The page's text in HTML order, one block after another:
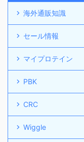
海外通販知識
セール情報
マイプロテイン
PBK
CRC
Wiggle